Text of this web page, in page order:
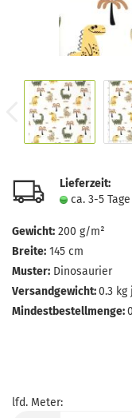
Lieferzeit:
ca. 3-5 Tage
Gewicht: 200 g/m²
Breite: 145 cm
Muster: Dinosaurier
Versandgewicht:0.3 kg
Mindestbestellmenge:
lfd. Meter: